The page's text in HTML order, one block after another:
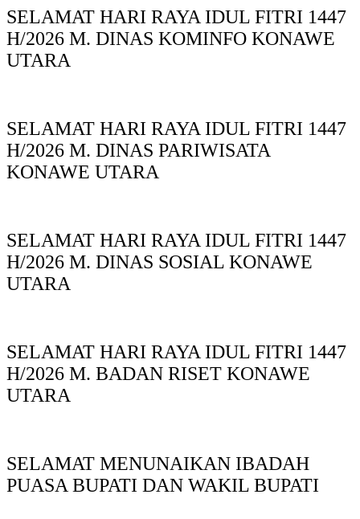
SELAMAT HARI RAYA IDUL FITRI 1447
H/2026 M. DINAS KOMINFO KONAWE
UTARA
SELAMAT HARI RAYA IDUL FITRI 1447
H/2026 M. DINAS PARIWISATA
KONAWE UTARA
SELAMAT HARI RAYA IDUL FITRI 1447
H/2026 M. DINAS SOSIAL KONAWE
UTARA
SELAMAT HARI RAYA IDUL FITRI 1447
H/2026 M. BADAN RISET KONAWE
UTARA
SELAMAT MENUNAIKAN IBADAH
PUASA BUPATI DAN WAKIL BUPATI